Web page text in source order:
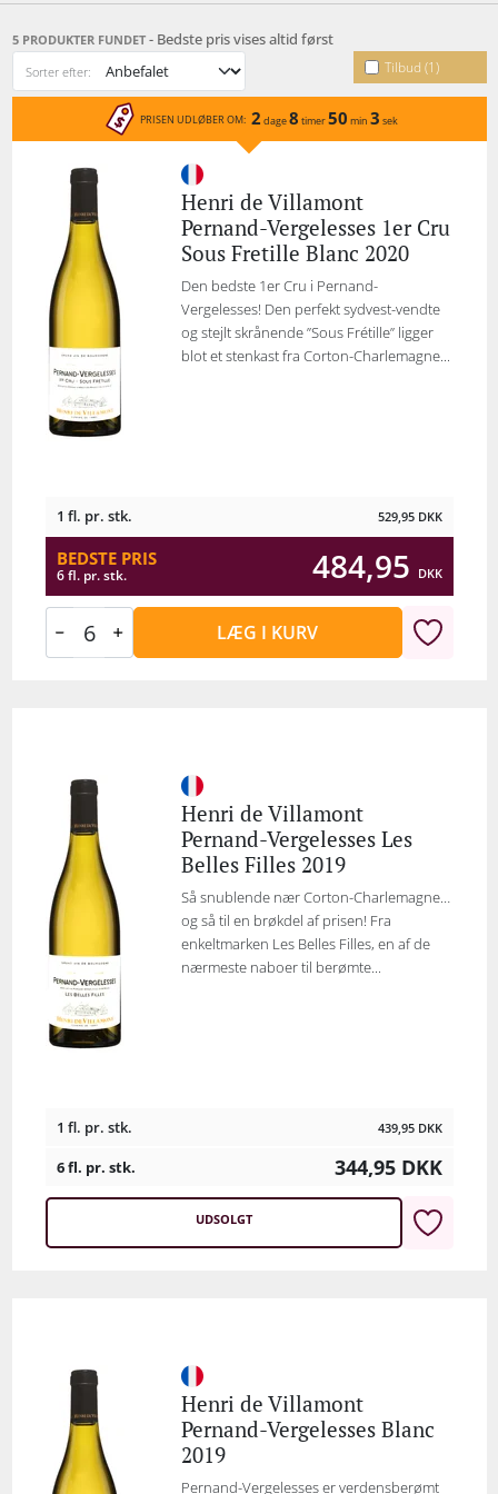
drastisk i høstudbyttet samt en flot afstemt brug af nyt
egetræ er blandt årsagerne til Henri de Villamonts
svimlende høje kvalitetsniveau. Winemaker Pierre
Jheans vine viser fylde, delikat frugt og mineralsk
elegance. Henri de Villamonts vine rates højt hos bl.a.
Wine Enthusiast.
5 PRODUKTER FUNDET - Bedste pris vises altid først
Tilbud (1)
Sorter efter:
PRISEN UDLØBER OM: 2 dage8 timer50 min 3 sek
Henri de Villamont
Pernand-Vergelesses 1er Cru
Sous Fretille Blanc 2020
Den bedste 1er Cru i Pernand-
Vergelesses! Den perfekt sydvest-vendte
og stejlt skrånende ”Sous Frétille” ligger
blot et stenkast fra Corton-Charlemagne...
1 fl. pr. stk. 529,95 DKK
BEDSTE PRIS
6 fl. pr. stk. 484,95 DKK
LÆG I KURV
Henri de Villamont
Pernand-Vergelesses Les
Belles Filles 2019
Så snublende nær Corton-Charlemagne…
og så til en brøkdel af prisen! Fra
enkeltmarken Les Belles Filles, en af de
nærmeste naboer til berømte...
1 fl. pr. stk. 439,95 DKK
6 fl. pr. stk. 344,95 DKK
UDSOLGT
Henri de Villamont
Pernand-Vergelesses Blanc
2019
Pernand-Vergelesses er verdensberømt